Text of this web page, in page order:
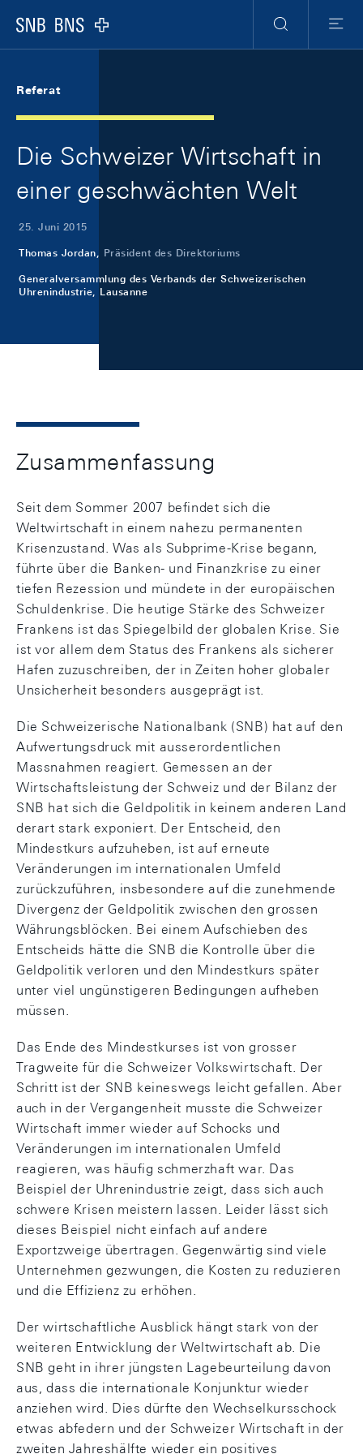
Logo
Suche
Menu
Referat
Die Schweizer Wirtschaft in
einer geschwächten Welt
25. Juni 2015
Thomas Jordan, Präsident des Direktoriums
Generalversammlung des Verbands der Schweizerischen
Uhrenindustrie, Lausanne
Zusammenfassung
Seit dem Sommer 2007 befindet sich die
Weltwirtschaft in einem nahezu permanenten
Krisenzustand. Was als Subprime-Krise begann,
führte über die Banken- und Finanzkrise zu einer
tiefen Rezession und mündete in der europäischen
Schuldenkrise. Die heutige Stärke des Schweizer
Frankens ist das Spiegelbild der globalen Krise. Sie
ist vor allem dem Status des Frankens als sicherer
Hafen zuzuschreiben, der in Zeiten hoher globaler
Unsicherheit besonders ausgeprägt ist.
Die Schweizerische Nationalbank (SNB) hat auf den
Aufwertungsdruck mit ausserordentlichen
Massnahmen reagiert. Gemessen an der
Wirtschaftsleistung der Schweiz und der Bilanz der
SNB hat sich die Geldpolitik in keinem anderen Land
derart stark exponiert. Der Entscheid, den
Mindestkurs aufzuheben, ist auf erneute
Veränderungen im internationalen Umfeld
zurückzuführen, insbesondere auf die zunehmende
Divergenz der Geldpolitik zwischen den grossen
Währungsblöcken. Bei einem Aufschieben des
Entscheids hätte die SNB die Kontrolle über die
Geldpolitik verloren und den Mindestkurs später
unter viel ungünstigeren Bedingungen aufheben
müssen.
Das Ende des Mindestkurses ist von grosser
Tragweite für die Schweizer Volkswirtschaft. Der
Schritt ist der SNB keineswegs leicht gefallen. Aber
auch in der Vergangenheit musste die Schweizer
Wirtschaft immer wieder auf Schocks und
Veränderungen im internationalen Umfeld
reagieren, was häufig schmerzhaft war. Das
Beispiel der Uhrenindustrie zeigt, dass sich auch
schwere Krisen meistern lassen. Leider lässt sich
dieses Beispiel nicht einfach auf andere
Exportzweige übertragen. Gegenwärtig sind viele
Unternehmen gezwungen, die Kosten zu reduzieren
und die Effizienz zu erhöhen.
Der wirtschaftliche Ausblick hängt stark von der
weiteren Entwicklung der Weltwirtschaft ab. Die
SNB geht in ihrer jüngsten Lagebeurteilung davon
aus, dass die internationale Konjunktur wieder
anziehen wird. Dies dürfte den Wechselkursschock
etwas abfedern und der Schweizer Wirtschaft in der
zweiten Jahreshälfte wieder ein positives